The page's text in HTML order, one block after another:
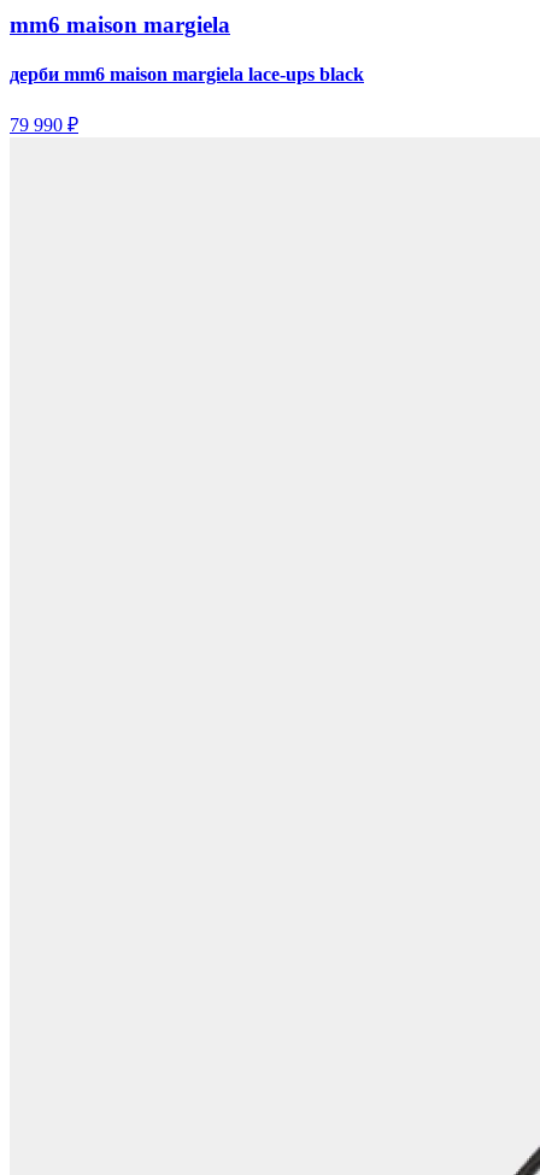
mm6 maison margiela
дерби mm6 maison margiela lace-ups black
79 990 ₽